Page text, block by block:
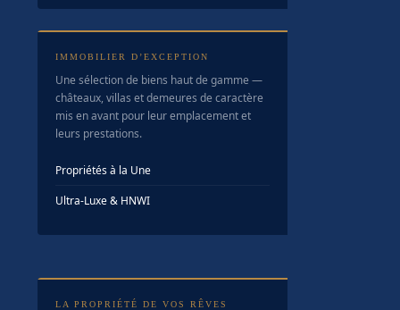
IMMOBILIER D’EXCEPTION
Une sélection de biens haut de gamme —
châteaux, villas et demeures de caractère
mis en avant pour leur emplacement et
leurs prestations.
Propriétés à la Une
Ultra-Luxe & HNWI
LA PROPRIÉTÉ DE VOS RÊVES